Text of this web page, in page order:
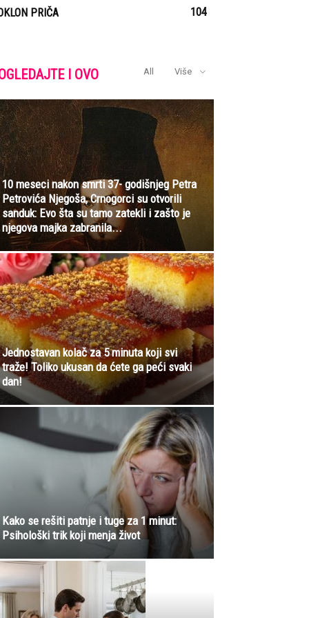
PRIČA 104
I OVO All Više
10 meseci nakon smrti 37- godišnjeg Petra
Petrovića Njegoša, Crnogorci su otvorili
sanduk: Evo šta su tamo zatekli i zašto je
njegova majka zabranila...
Jednostavan kolač za 5 minuta koji svi
traže! Toliko ukusan da ćete ga peći svaki
dan!
Kako se rešiti patnje i tuge za 1 minut:
Psihološki trik koji menja život